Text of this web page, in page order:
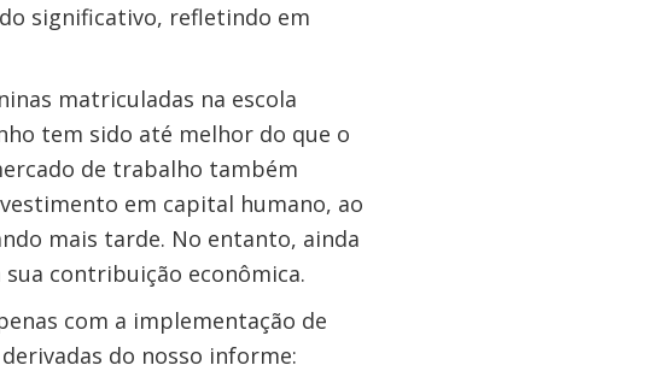
significativo, refletindo em
matriculadas na escola
tem sido até melhor do que o
de trabalho também
em capital humano, ao
mais tarde. No entanto, ainda
contribuição econômica.
com a implementação de
do nosso informe: